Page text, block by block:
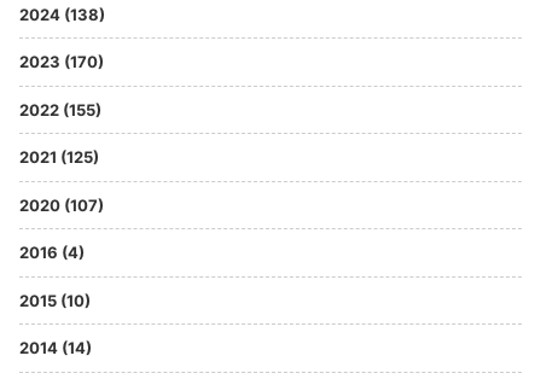
2024 (138)
2023 (170)
2022 (155)
2021 (125)
2020 (107)
2016 (4)
2015 (10)
2014 (14)